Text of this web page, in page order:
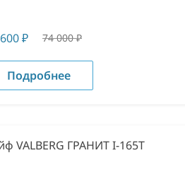
₽ 74 000₽
Подробнее
VALBERG ГРАНИТ I-165T